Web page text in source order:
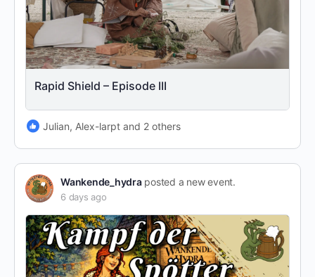
Rapid Shield – Episode III
Julian, Alex-larpt and 2 others
Wankende_hydraposted a new event.
6 days ago